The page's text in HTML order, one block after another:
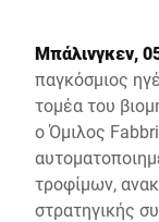
Μπάλινγκεν,
παγκόσμιος
τομέα του
ο Όμιλος
τροφίμων,
στρατηγικής